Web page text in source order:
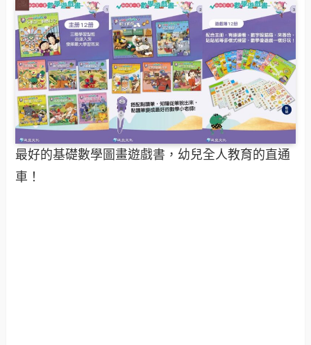
最好的基礎數學圖畫遊戲書，幼兒全人教育的直通
車！